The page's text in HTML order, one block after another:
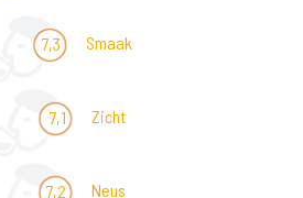
7,3 Smaak
7,1 Zicht
7,2 Neus